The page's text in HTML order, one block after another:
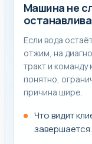
Машина не
Если вода
отжим, на
тракт и
понятно,
причина шире.
Что видит
завершается.